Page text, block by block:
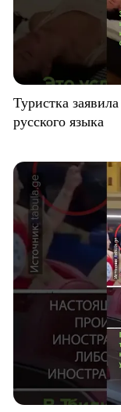
Туристка
русского языка